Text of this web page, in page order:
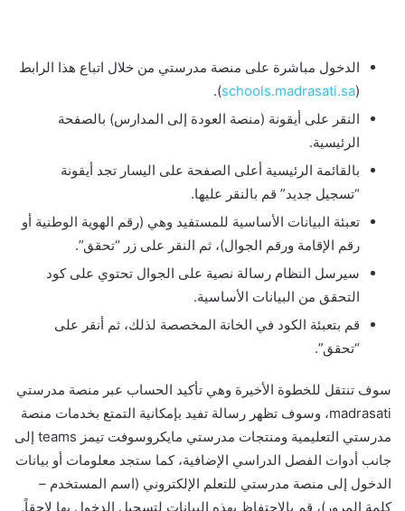
الدخول مباشرة على منصة مدرستي من خلال اتباع هذا الرابط
(
schools.madrasati.sa
).
النقر على أيقونة (منصة العودة إلى المدارس) بالصفحة
الرئيسية.
بالقائمة الرئيسية أعلى الصفحة على اليسار تجد أيقونة
“تسجيل جديد” قم بالنقر عليها.
تعبئة البيانات الأساسية للمستفيد وهي (رقم الهوية الوطنية أو
رقم الإقامة ورقم الجوال)، ثم النقر على زر “تحقق”.
سيرسل النظام رسالة نصية على الجوال تحتوي على كود
التحقق من البيانات الأساسية.
قم بتعبئة الكود في الخانة المخصصة لذلك، ثم أنقر على
“تحقق”.
سوف تنتقل للخطوة الأخيرة وهي تأكيد الحساب عبر منصة مدرستي
madrasati، وسوف تظهر رسالة تفيد بإمكانية التمتع بخدمات منصة
مدرستي التعليمية ومنتجات مدرستي مايكروسوفت تيمز teams إلى
جانب أدوات الفصل الدراسي الإضافية، كما ستجد معلومات أو بيانات
الدخول إلى منصة مدرستي للتعلم الإلكتروني (اسم المستخدم –
كلمة المرور)، قم بالاحتفاظ بهذه البيانات لتسجيل الدخول بها لاحقاً.